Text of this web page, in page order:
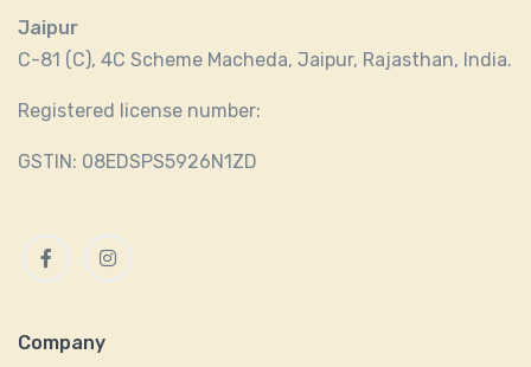
Jaipur
C-81 (C), 4C Scheme Macheda, Jaipur, Rajasthan, India.
Registered license number:
GSTIN: 08EDSPS5926N1ZD
FacebookInstagram
Company